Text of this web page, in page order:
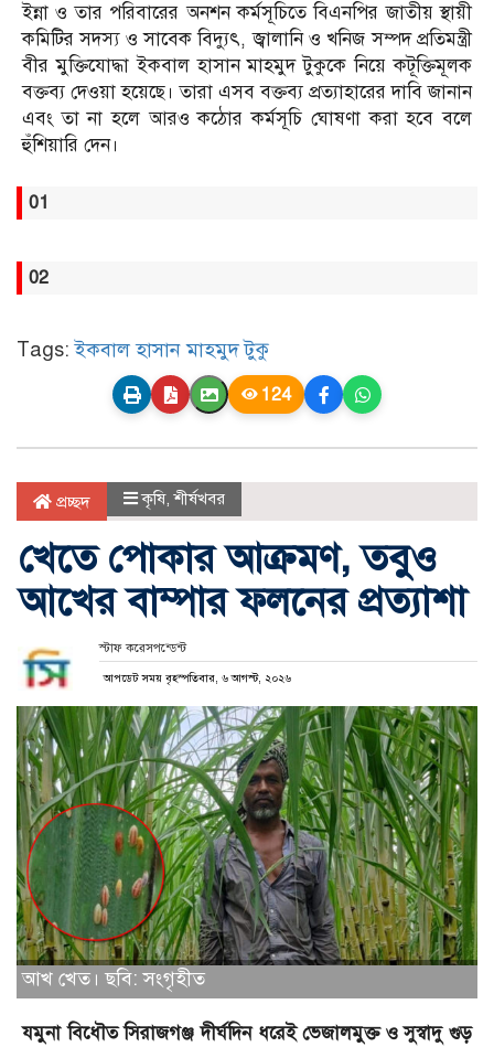
ইন্না ও তার পরিবারের অনশন কর্মসূচিতে বিএনপির জাতীয় স্থায়ী
কমিটির সদস্য ও সাবেক বিদ্যুৎ, জ্বালানি ও খনিজ সম্পদ প্রতিমন্ত্রী
বীর মুক্তিযোদ্ধা ইকবাল হাসান মাহমুদ টুকুকে নিয়ে কটূক্তিমূলক
বক্তব্য দেওয়া হয়েছে। তারা এসব বক্তব্য প্রত্যাহারের দাবি জানান
এবং তা না হলে আরও কঠোর কর্মসূচি ঘোষণা করা হবে বলে
হুঁশিয়ারি দেন।
01
02
Tags:ইকবাল হাসান মাহমুদ টুকু
124
প্রচ্ছদ কৃষি,শীর্ষখবর
খেতে পোকার আক্রমণ, তবুও
আখের বাম্পার ফলনের প্রত্যাশা
স্টাফ করেসপন্ডেন্ট
আপডেট সময় বৃহস্পতিবার, ৬ আগস্ট, ২০২৬
আখ খেত। ছবি: সংগৃহীত
যমুনা বিধৌত সিরাজগঞ্জ দীর্ঘদিন ধরেই ভেজালমুক্ত ও সুস্বাদু গুড়